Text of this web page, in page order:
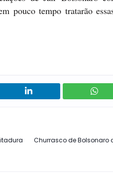
pouco tempo tratarão
Churrasco de Bolsonaro